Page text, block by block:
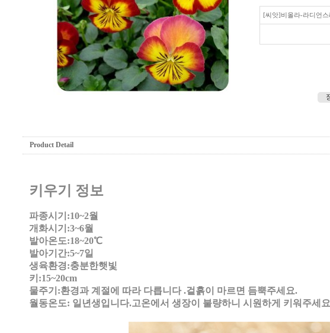
[씨앗]비올라-라디언스
Product Detail
키우기 정보
파종시기:10~2월
개화시기:3~6월
발아온도:18~20℃
발아기 간:5~7일
생육환경:충분한햇빛
키:15~20cm
물주기:환경과 계절에 따라 다릅니다 .겉흙이 마르면 듬뿍주세요.
월동온도: 일년생입니다.고온에서 생장이 불량하니 시원하게 키워주세요